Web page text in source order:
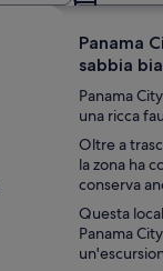
Una spiaggia con
Panama
sabbia
Panama
una ricca
Oltre a
la zona ha
conserva
Questa
Panama